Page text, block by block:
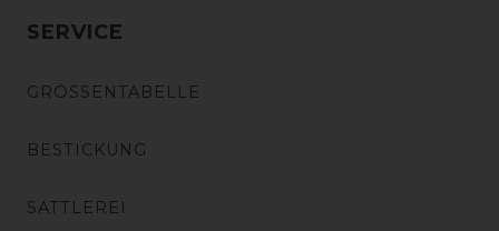
SERVICE
GRÖSSENTABELLE
BESTICKUNG
SATTLEREI